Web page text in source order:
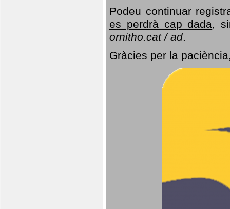
Podeu continuar
es perdrà cap dada,
ornitho.cat / ad.
Gràcies per la